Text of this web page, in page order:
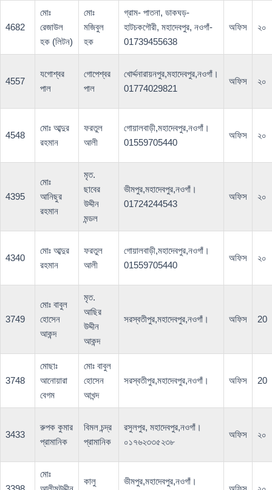
4682
মোঃ
রেজাউল
হক (লিটন)
মোঃ
মজিবুল
হক
গ্রাম- পাতনা, ডাকঘড়-
হাটচকগৌরী, মহাদেবপুর, নওগাঁ-
01739455638
অফিস ২০
4557
যগোশ্বর
পাল
গোপেশ্বর
পাল
খোর্দ্দনারায়নপুর,মহাদেবপুর,নওগাঁ।
01774029821
অফিস ২০
4548
মোঃ আব্দুর
রহমান
ফরতুল
আলী
গোয়ালবাড়ী,মহাদেবপুর,নওগাঁ।
01559705440
অফিস ২০
4395
মোঃ
আনিছুর
রহমান
মৃত.
ছাবের
উদ্দীন
মন্ডল
ভীমপুর,মহাদেবপুর,নওগাঁ।
01724244543
অফিস ২০
4340
মোঃ আব্দুর
রহমান
ফরতুল
আলী
গোয়ালবাড়ী,মহাদেবপুর,নওগাঁ।
01559705440
অফিস ২০
3749
মোঃ বাবুল
হোসেন
আকন্দ
মৃত.
আছির
উদ্দীন
আকন্দ
সরস্বতীপুর,মহাদেবপুর,নওগাঁ। অফিস 20
3748
মোছাঃ
আনোয়ারা
বেগম
মোঃ বাবুল
হোসেন
আখন্দ
সরস্বতীপুর,মহাদেবপুর,নওগাঁ। অফিস 20
3433
রুপক কুমার
প্রামানিক
বিমল চন্দ্র
প্রামানিক
রসুলপুর, মহাদেবপুর,নওগাঁ।
০১৭৬২৩৩৫২৩৮
অফিস ২০
মোঃ
কালু
ভীমপুর,মহাদেবপুর,নওগাঁ।